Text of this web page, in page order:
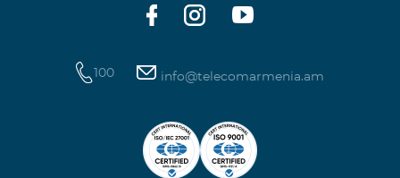
100 info@telecomarmenia.am